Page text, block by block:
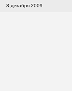
8 декабря 2009